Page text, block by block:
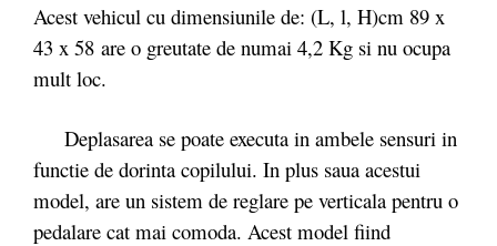
Acest vehicul cu dimensiunile de: (L, l, H)cm 89 x
43 x 58 are o greutate de numai 4,2 Kg si nu ocupa
mult loc.
Deplasarea se poate executa in ambele sensuri in
functie de dorinta copilului. In plus saua acestui
model, are un sistem de reglare pe verticala pentru o
pedalare cat mai comoda. Acest model fiind